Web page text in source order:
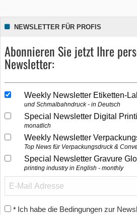
NEWSLETTER FÜR PROFIS
Abonnieren Sie jetzt Ihre
Newsletter:
Weekly Newsletter Etiketten-
und Schmalbahndruck - in Deutsch
Special Newsletter Digital
monatlich
Weekly Newsletter
Top News für Verpackungsdruck &
Special Newsletter Gravure
printing industry in English - monthly
* Ich habe die Bedingungen zur